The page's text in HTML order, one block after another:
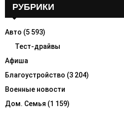
o
РУБРИКИ
Авто (5 593)
Тест-драйвы
Афиша
Благоустройство (3 204)
Военные новости
Дом. Семья (1 159)